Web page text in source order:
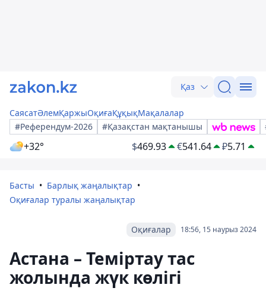
Қаз
СаясатӘлемҚаржыОқиғаҚұқықМақалалар
#Референдум-2026
#Қазақстан мақтанышы
+32° $469.93 €541.64 ₽5.71
Басты
Барлық жаңалықтар
Оқиғалар туралы жаңалықтар
18:56, 15 наурыз 2024
Оқиғалар
Астана – Теміртау тас
жолында жүк көлігі